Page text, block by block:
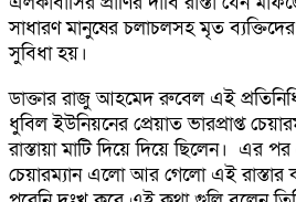
সাধারণ মানুষের চলাচলসহ মৃত
সুবিধা হয়।
ডাক্তার রাজু আহমেদ রুবেল এই
ধুবিল ইউনিয়নের প্রেয়াত ভারপ্রাপ্ত
রাস্তায়া মাটি দিয়ে দিয়ে ছিলেন। এর
চেয়ারম্যান এলো আর গেলো এই